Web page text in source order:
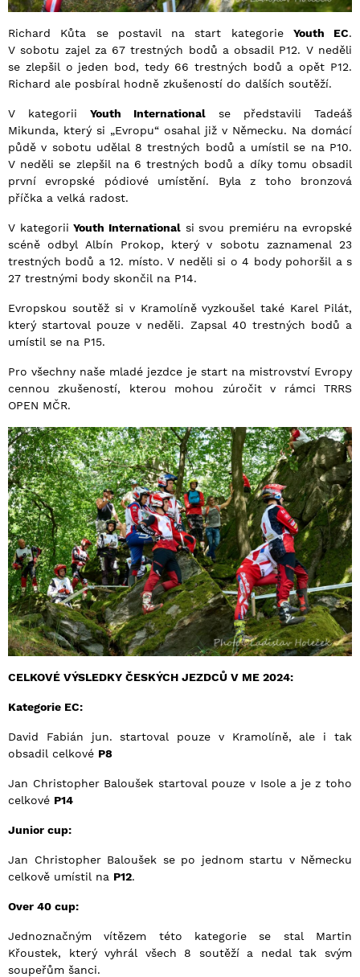
Richard Kůta se postavil na start kategorie Youth EC.
V sobotu zajel za 67 trestných bodů a obsadil P12. V neděli
se zlepšil o jeden bod, tedy 66 trestných bodů a opět P12.
Richard ale posbíral hodně zkušeností do dalších soutěží.
V kategorii Youth International se představili Tadeáš
Mikunda, který si „Evropu“ osahal již v Německu. Na domácí
půdě v sobotu udělal 8 trestných bodů a umístil se na P10.
V neděli se zlepšil na 6 trestných bodů a díky tomu obsadil
první evropské pódiové umístění. Byla z toho bronzová
příčka a velká radost.
V kategoriiYouth Internationalsi svou premiéru na evropské
scéně odbyl Albín Prokop, který v sobotu zaznamenal 23
trestných bodů a 12. místo. V neděli si o 4 body pohoršil a s
27 trestnými body skončil na P14.
Evropskou soutěž si v Kramolíně vyzkoušel také Karel Pilát,
který startoval pouze v neděli. Zapsal 40 trestných bodů a
umístil se na P15.
Pro všechny naše mladé jezdce je start na mistrovství Evropy
cennou zkušeností, kterou mohou zúročit v rámci TRRS
OPEN MČR.
CELKOVÉ VÝSLEDKY ČESKÝCH JEZDCŮ V ME 2024:
Kategorie EC:
David Fabián jun. startoval pouze v Kramolíně, ale i tak
obsadil celkové P8
Jan Christopher Baloušek startoval pouze v Isole a je z toho
celkové P14
Junior cup:
Jan Christopher Baloušek se po jednom startu v Německu
celkově umístil na P12.
Over 40 cup:
Jednoznačným vítězem této kategorie se stal Martin
Křoustek, který vyhrál všech 8 soutěží a nedal tak svým
soupeřům šanci.